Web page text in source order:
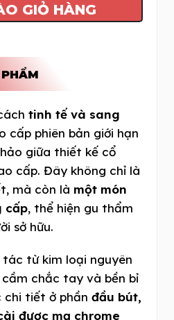
GIỎ HÀNG
tinh tế và sang
cấp phiên bản giới hạn
giữa thiết kế cổ
cấp. Đây không chỉ là
mà còn là một món
cấp, thể hiện gu thẩm
sở hữu.
từ kim loại nguyên
chắc tay và bền bỉ
chi tiết ở phầnđầu bút,
được mạ chrome